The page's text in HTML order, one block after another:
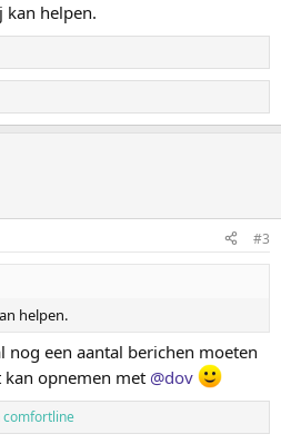
kan helpen.
#3
helpen.
nog een aantal berichen moeten
opnemen met @dov
comfortline